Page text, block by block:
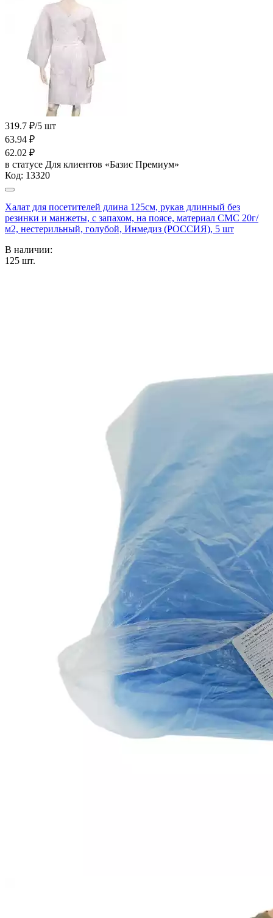
319.7 ₽/5 шт
63.94 ₽
62.02 ₽
в статусе Для клиентов «Базис Премиум»
Код: 13320
Халат для посетителей длина 125см, рукав длинный без
резинки и манжеты, с запахом, на поясе, материал СМС 20г/
м2, нестерильный, голубой, Инмедиз (РОССИЯ), 5 шт
В наличии:
125 шт.